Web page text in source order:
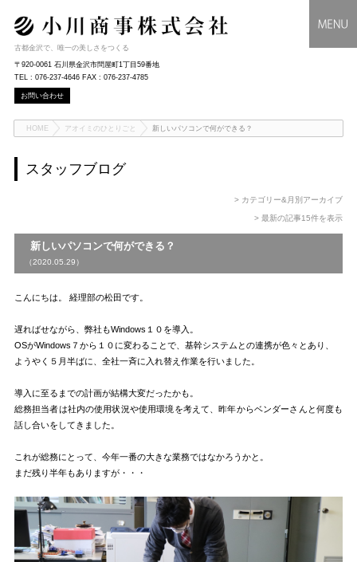
古都金沢で、唯一の美しさをつくる
〒920-0061 石川県金沢市問屋町1丁目59番地
TEL : 076-237-4646 FAX : 076-237-4785
お問い合わせ
HOME アオイミのひとりごと 新しいパソコンで何ができる？
スタッフブログ
> カテゴリー&月別アーカイブ
> 最新の記事15件を表示
新しいパソコンで何ができる？
（2020.05.29）
こんにちは。 経理部の松田です。
遅ればせながら、弊社もWindows１０を導入。
OSがWindows７から１０に変わることで、基幹システムとの連携が色々とあり、
ようやく５月半ばに、全社一斉に入れ替え作業を行いました。
導入に至るまでの計画が結構大変だったかも。
総務担当者は社内の使用状況や使用環境を考えて、昨年からベンダーさんと何度も
話し合いをしてきました。
これが総務にとって、今年一番の大きな業務ではなかろうかと。
まだ残り半年もありますが・・・